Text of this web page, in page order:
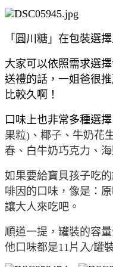
「圓川糖」在包裝選
大家可以依照需求選
送禮的話，一姐爸很
比較久啊！
口味上也非常多種選擇
果粒)、椰子、牛奶花
春、白牛奶巧克力、海
如果要給寶貝孩子吃
啡因的口味，像是：
讓大人來吃吧。
順道一提，罐裝的容
他口味都是11片入/罐